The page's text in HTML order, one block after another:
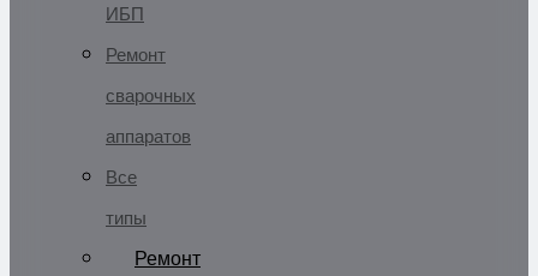
ИБП
Ремонт
сварочных
аппаратов
Все
типы
Ремонт